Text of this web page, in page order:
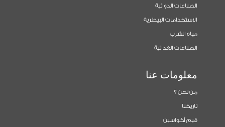
الصناعات الدوائية
الاستخدامات البيطرية
مياه الشرب
الصناعات الغذائية
معلومات عنا
من نحن ؟
تاريخنا
قيم أكواسين